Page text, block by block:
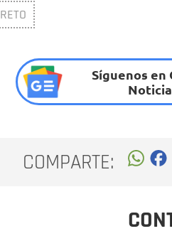
RETO
Síguenos en
COMPARTE: